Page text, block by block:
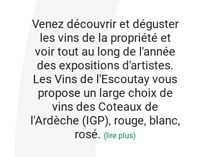
Venez découvrir et déguster
les vins de la propriété et
voir tout au long de l'année
des expositions d'artistes.
Les Vins de l'Escoutay vous
propose un large choix de
vins des Coteaux de
l'Ardèche (IGP), rouge, blanc,
rosé. (lire plus)